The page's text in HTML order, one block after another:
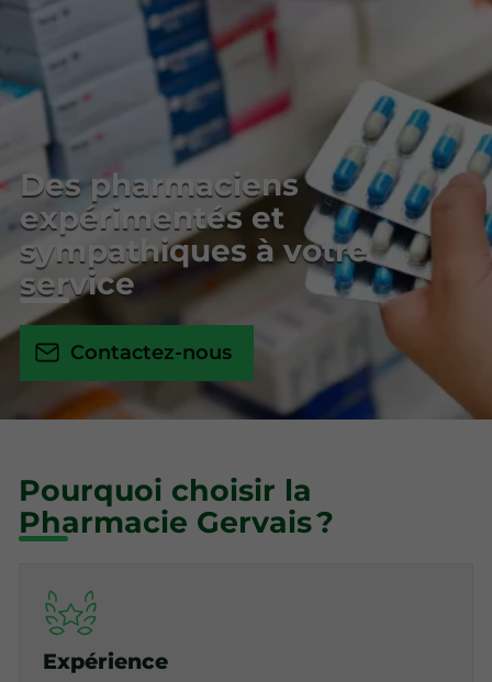
Des pharmaciens
expérimentés et
sympathiques à votre
service
Contactez-nous
Pourquoi choisir la
Pharmacie Gervais ?
Expérience